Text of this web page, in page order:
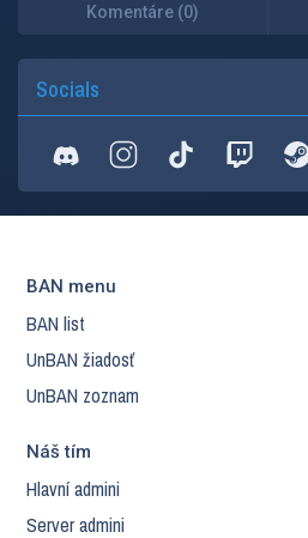
Komentáre (0)
Socials
BAN menu
BAN list
UnBAN žiadosť
UnBAN zoznam
Náš tím
Hlavní admini
Server admini